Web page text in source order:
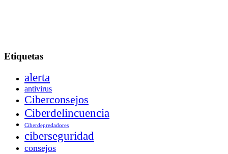
Etiquetas
alerta
antivirus
Ciberconsejos
Ciberdelincuencia
Ciberdepredadores
ciberseguridad
consejos